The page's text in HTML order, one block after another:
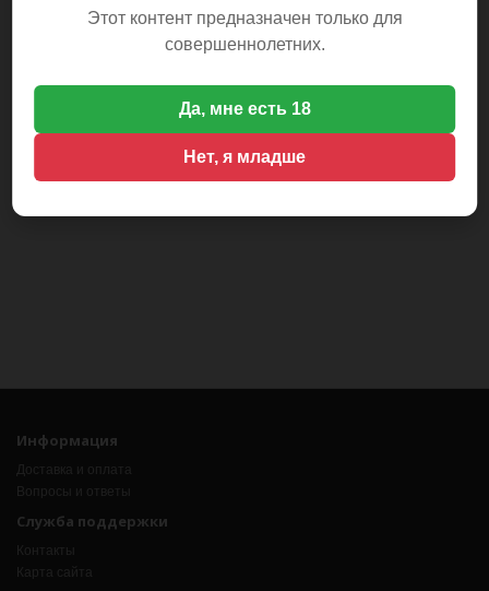
Информация
Доставка и оплата
Вопросы и ответы
Служба поддержки
Контакты
Карта сайта
Этот контент предназначен только для
совершеннолетних.
Да, мне есть 18
Нет, я младше